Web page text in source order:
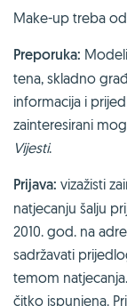
Make-up treba
Preporuka:
tena, skladno
informacija i
zainteresirani
Vijesti.
Prijava: vizažisti
natjecanju šalju
2010. god. na
sadržavati
temom
čitko ispunjena.